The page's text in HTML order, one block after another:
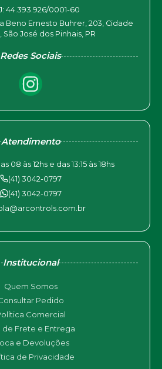
44.393.926/0001-60
Beno Ernesto Buhrer, 203, Cidade
São José dos Pinhais, PR
Redes Sociais
Atendimento
08 às 12hs e das 13:15 às 18hs
(41) 3042-0797
(41) 3042-0797
Institucional
Quem Somos
Pedido
Comercial
de Frete e Entrega
e Devoluções
de Privacidade